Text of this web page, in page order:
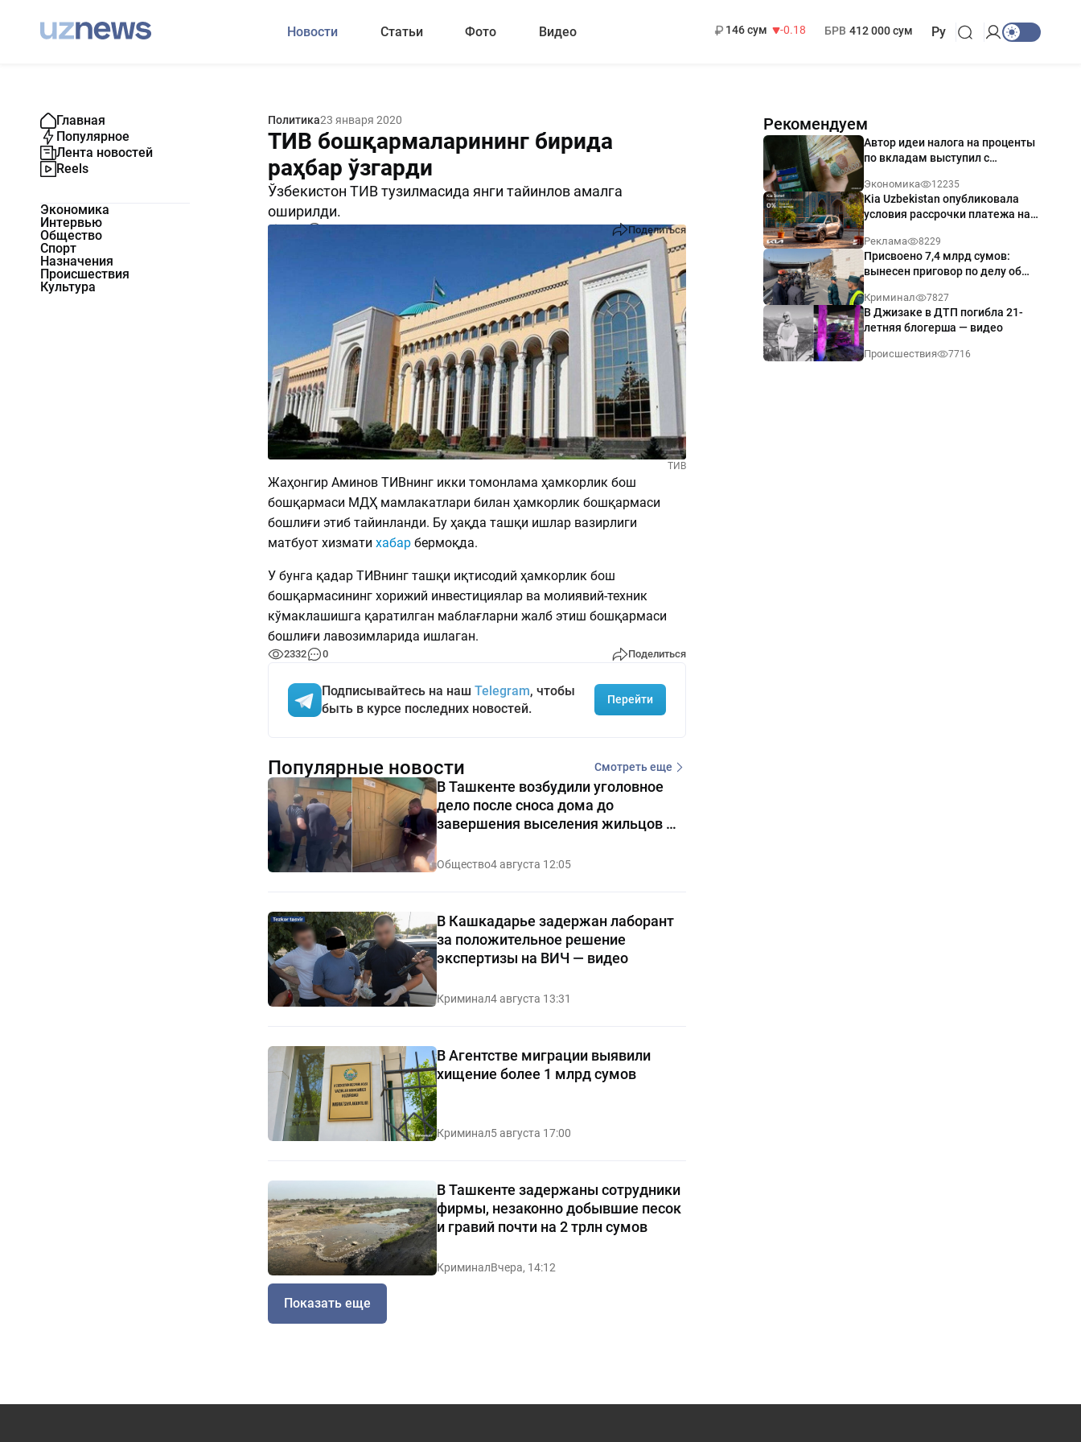
Новости Статьи Фото Видео
146 сум
-0.18
БРВ 412 000 сум Ру
Главная
Популярное
Лента новостей
Reels
Экономика
Интервью
Общество
Спорт
Назначения
Происшествия
Культура
Политика23 января 2020
ТИВ бошқармаларининг бирида
раҳбар ўзгарди
Ўзбекистон ТИВ тузилмасида янги тайинлов амалга
оширилди.
Поделиться
ТИВ
Жаҳонгир Аминов ТИВнинг икки томонлама ҳамкорлик бош
бошқармаси МДҲ мамлакатлари билан ҳамкорлик бошқармаси
бошлиғи этиб тайинланди. Бу ҳақда ташқи ишлар вазирлиги
матбуот хизмати хабарбермоқда.
У бунга қадар ТИВнинг ташқи иқтисодий ҳамкорлик бош
бошқармасининг хорижий инвестициялар ва молиявий-техник
кўмаклашишга қаратилган маблағларни жалб этиш бошқармаси
бошлиғи лавозимларида ишлаган.
2332 0 Поделиться
Подписывайтесь на наш Telegram, чтобы
быть в курсе последних новостей.
Перейти
Рекомендуем
Автор идеи налога на проценты
по вкладам выступил с
Экономика 12235
Kia Uzbekistan опубликовала
условия рассрочки платежа на
годовых
Реклама 8229
Присвоено 7,4 млрд сумов:
вынесен приговор по делу об
Ташкенте
Криминал 7827
В Джизаке в ДТП погибла 21-
летняя блогерша — видео
Происшествия 7716
Популярные новости Смотреть еще
В Ташкенте возбудили уголовное
дело после сноса дома до
завершения выселения жильцов —
видео
Общество4 августа 12:05
В Кашкадарье задержан лаборант
за положительное решение
экспертизы на ВИЧ — видео
Криминал4 августа 13:31
В Агентстве миграции выявили
хищение более 1 млрд сумов
Криминал5 августа 17:00
В Ташкенте задержаны сотрудники
фирмы, незаконно добывшие песок
и гравий почти на 2 трлн сумов
КриминалВчера, 14:12
Показать еще